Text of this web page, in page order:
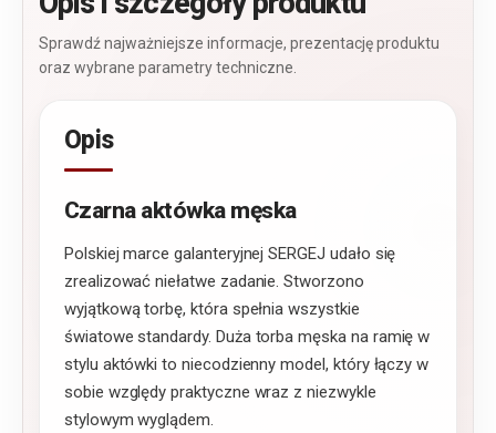
Sprawdź najważniejsze informacje, prezentację produktu
oraz wybrane parametry techniczne.
Opis
Czarna aktówka męska
Polskiej marce galanteryjnej SERGEJ udało się
zrealizować niełatwe zadanie. Stworzono
wyjątkową torbę, która spełnia wszystkie
światowe standardy. Duża torba męska na ramię w
stylu aktówki to niecodzienny model, który łączy w
sobie względy praktyczne wraz z niezwykle
stylowym wyglądem.